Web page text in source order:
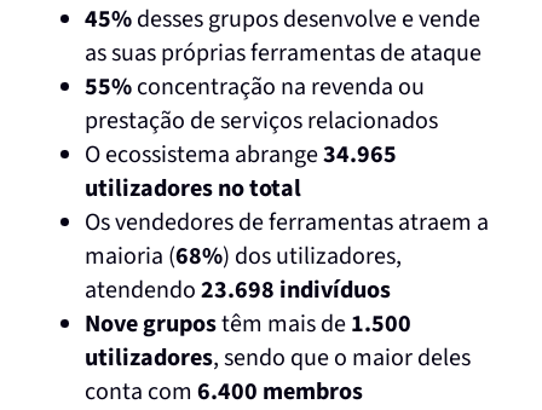
45%desses grupos desenvolve e vende
as suas próprias ferramentas de ataque
55%concentração na revenda ou
prestação de serviços relacionados
O ecossistema abrange34.965
utilizadores no total
Os vendedores de ferramentas atraem a
maioria (68%) dos utilizadores,
atendendo23.698 indivíduos
Nove grupostêm mais de1.500
utilizadores, sendo que o maior deles
conta com 6.400 membros